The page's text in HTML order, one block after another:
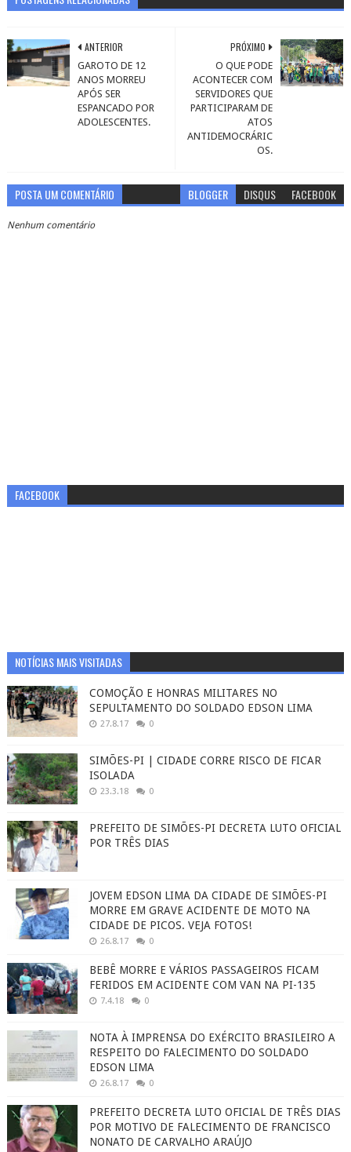
PRÓXIMO
O QUE PODE
ACONTECER COM
SERVIDORES QUE
PARTICIPARAM DE
ATOS
ANTIDEMOCRÁRIC
OS.
ANTERIOR
GAROTO DE 12
ANOS MORREU
APÓS SER
ESPANCADO POR
ADOLESCENTES.
POSTA UM COMENTÁRIO BLOGGER DISQUS FACEBOOK
Nenhum comentário
FACEBOOK
NOTÍCIAS MAIS VISITADAS
COMOÇÃO E HONRAS MILITARES NO
SEPULTAMENTO DO SOLDADO EDSON LIMA
27.8.17 0
SIMÕES-PI | CIDADE CORRE RISCO DE FICAR
ISOLADA
23.3.18 0
PREFEITO DE SIMÕES-PI DECRETA LUTO OFICIAL
POR TRÊS DIAS
JOVEM EDSON LIMA DA CIDADE DE SIMÕES-PI
MORRE EM GRAVE ACIDENTE DE MOTO NA
CIDADE DE PICOS. VEJA FOTOS!
26.8.17 0
BEBÊ MORRE E VÁRIOS PASSAGEIROS FICAM
FERIDOS EM ACIDENTE COM VAN NA PI-135
7.4.18 0
NOTA À IMPRENSA DO EXÉRCITO BRASILEIRO A
RESPEITO DO FALECIMENTO DO SOLDADO
EDSON LIMA
26.8.17 0
PREFEITO DECRETA LUTO OFICIAL DE TRÊS DIAS
POR MOTIVO DE FALECIMENTO DE FRANCISCO
NONATO DE CARVALHO ARAÚJO